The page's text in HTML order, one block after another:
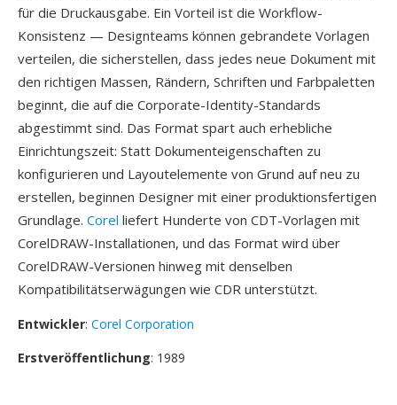
für die Druckausgabe. Ein Vorteil ist die Workflow-
Konsistenz — Designteams können gebrandete Vorlagen
verteilen, die sicherstellen, dass jedes neue Dokument mit
den richtigen Massen, Rändern, Schriften und Farbpaletten
beginnt, die auf die Corporate-Identity-Standards
abgestimmt sind. Das Format spart auch erhebliche
Einrichtungszeit: Statt Dokumenteigenschaften zu
konfigurieren und Layoutelemente von Grund auf neu zu
erstellen, beginnen Designer mit einer produktionsfertigen
Grundlage. Corel liefert Hunderte von CDT-Vorlagen mit
CorelDRAW-Installationen, und das Format wird über
CorelDRAW-Versionen hinweg mit denselben
Kompatibilitätserwägungen wie CDR unterstützt.
Entwickler: Corel Corporation
Erstveröffentlichung: 1989